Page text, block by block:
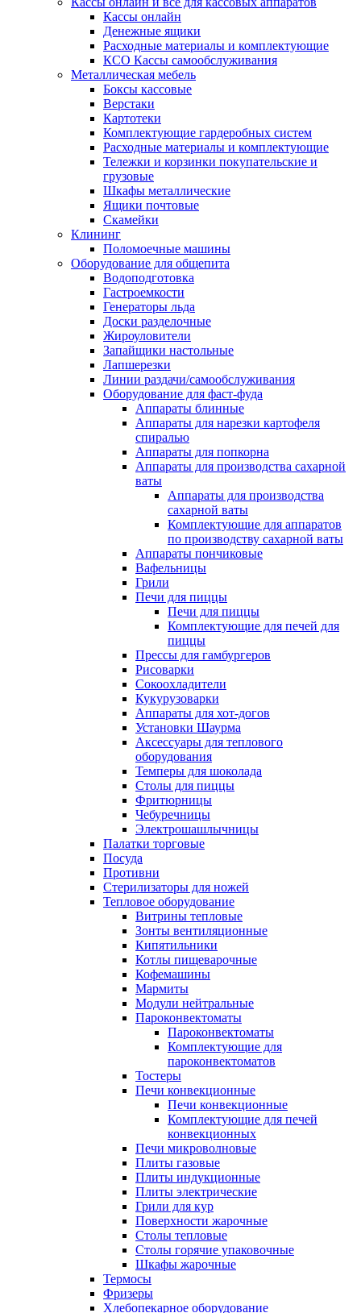
Кассы онлайн
Денежные ящики
Расходные материалы и комплектующие
КСО Кассы самообслуживания
Металлическая мебель
Боксы кассовые
Верстаки
Картотеки
Комплектующие гардеробных систем
Расходные материалы и комплектующие
Тележки и корзинки покупательские и
грузовые
Шкафы металлические
Ящики почтовые
Скамейки
Клининг
Поломоечные машины
Оборудование для общепита
Водоподготовка
Гастроемкости
Генераторы льда
Доски разделочные
Жироуловители
Запайщики настольные
Лапшерезки
Линии раздачи/самообслуживания
Оборудование для фаст-фуда
Аппараты блинные
Аппараты для нарезки картофеля
спиралью
Аппараты для попкорна
Аппараты для производства сахарной
ваты
Аппараты для производства
сахарной ваты
Комплектующие для аппаратов
по производству сахарной ваты
Аппараты пончиковые
Вафельницы
Грили
Печи для пиццы
Печи для пиццы
Комплектующие для печей для
пиццы
Прессы для гамбургеров
Рисоварки
Сокоохладители
Кукурузоварки
Аппараты для хот-догов
Установки Шаурма
Аксессуары для теплового
оборудования
Темперы для шоколада
Столы для пиццы
Фритюрницы
Чебуречницы
Электрошашлычницы
Палатки торговые
Посуда
Противни
Стерилизаторы для ножей
Тепловое оборудование
Витрины тепловые
Зонты вентиляционные
Кипятильники
Котлы пищеварочные
Кофемашины
Мармиты
Модули нейтральные
Пароконвектоматы
Пароконвектоматы
Комплектующие для
пароконвектоматов
Тостеры
Печи конвекционные
Печи конвекционные
Комплектующие для печей
конвекционных
Печи микроволновые
Плиты газовые
Плиты индукционные
Плиты электрические
Грили для кур
Поверхности жарочные
Столы тепловые
Столы горячие упаковочные
Шкафы жарочные
Термосы
Фризеры
Хлебопекарное оборудование